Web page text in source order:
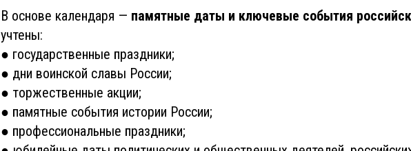
В основе календаря — памятные даты и ключевые события
учтены:
● государственные праздники;
● дни воинской славы России;
● торжественные акции;
● памятные события истории России;
● профессиональные праздники;